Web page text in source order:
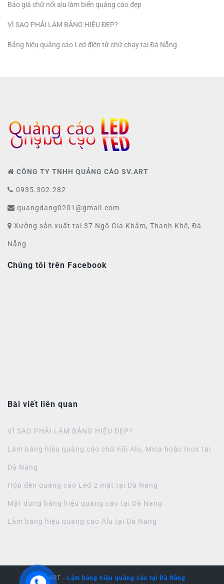
Báo giá chữ nổi alu làm biển quảng cáo đẹp
VÌ SAO PHẢI LÀM BẢNG HIỆU ĐẸP?
Bảng hiệu quảng cáo Led điện tử chữ chạy tại Đà Nẵng
CÔNG TY TNHH QUẢNG CÁO SV.ART
0935.302.282
quangdang0201@gmail.com
Xưởng sản xuất tại 37 Ngô Gia Khảm, Thanh Khê, Đà
Nẵng
Chúng tôi trên Facebook
Bài viết liên quan
VÌ SAO PHẢI LÀM BẢNG HIỆU ĐẸP?
Làm bảng hiệu quảng cáo chữ nổi Alu, Mica hoặc Inox tại
Đà Nẵng
Hộp đèn quảng cáo Led 2 mặt tại Đà Nẵng
Mặt dựng bảng hiệu quảng cáo tại Đà Nẵng
Làm bảng hiệu quảng cáo Alu tại Đà Nẵng
SV.ART - Làm bảng hiệu quảng cáo tại Đà Nẵng